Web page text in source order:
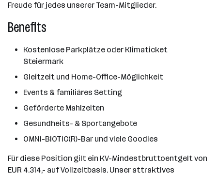
Freude für jedes unserer Team-Mitglieder.
Benefits
Kostenlose Parkplätze oder Klimaticket
Steiermark
Gleitzeit und Home-Office-Möglichkeit
Events & familiäres Setting
Geförderte Mahlzeiten
Gesundheits- & Sportangebote
OMNi-BiOTiC(R)-Bar und viele Goodies
Für diese Position gilt ein KV-Mindestbruttoentgelt von
EUR 4.314,- auf Vollzeitbasis. Unser attraktives